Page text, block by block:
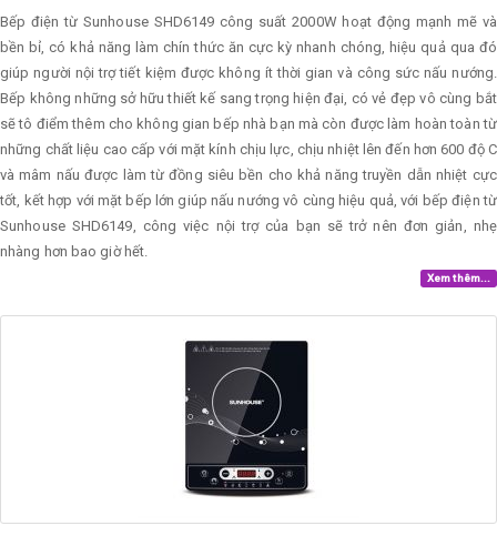
Bếp điện từ Sunhouse SHD6149 công suất 2000W hoạt động mạnh mẽ và
bền bỉ, có khả năng làm chín thức ăn cực kỳ nhanh chóng, hiệu quả qua đó
giúp người nội trợ tiết kiệm được không ít thời gian và công sức nấu nướng.
Bếp không những sở hữu thiết kế sang trọng hiện đại, có vẻ đẹp vô cùng bắt
sẽ tô điểm thêm cho không gian bếp nhà bạn mà còn được làm hoàn toàn từ
những chất liệu cao cấp với mặt kính chịu lực, chịu nhiệt lên đến hơn 600 độ C
và mâm nấu được làm từ đồng siêu bền cho khả năng truyền dẫn nhiệt cực
tốt, kết hợp với mặt bếp lớn giúp nấu nướng vô cùng hiệu quả, với bếp điện từ
Sunhouse SHD6149, công việc nội trợ của bạn sẽ trở nên đơn giản, nhẹ
nhàng hơn bao giờ hết.
Xem thêm...